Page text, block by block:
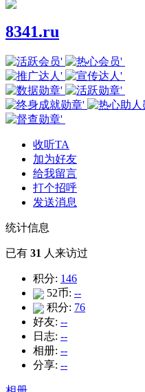
8341.ru
收听TA
加为好友
给我留言
打个招呼
发送消息
统计信息
已有 31 人来访过
积分: 146
52币: --
积分: 76
好友: --
日志: --
相册: --
分享: --